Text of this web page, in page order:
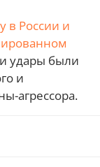
в России и
удары были
и
агрессора.